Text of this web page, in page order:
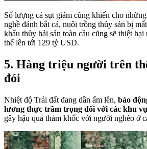
Số lượng cá sụt giảm cũng khiến cho
nghề đánh bắt cá, nuôi trồng thủy sản bị
khẩu thủy hải sản toàn cầu cũng sẽ thiệt
thể lên tới 129 tỷ USD.
5. Hàng triệu người trên
đói
Nhiệt độ Trái đất đang dần ấm lên, báo
lương thực trầm trọng đối với các khu
gây hậu quả thảm khốc với người nghèo ở